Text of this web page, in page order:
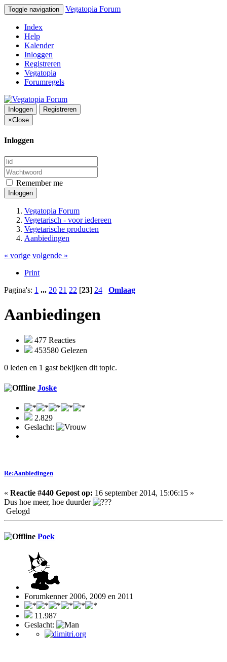
Toggle navigation Vegatopia Forum
Index
Help
Kalender
Inloggen
Registreren
Vegatopia
Forumregels
Inloggen
Registreren
×Close
Inloggen
Remember me
Inloggen
Vegatopia Forum
Vegetarisch - voor iedereen
Vegetarische producten
Aanbiedingen
« vorige volgende »
Print
Pagina's: 1 ... 20 21 22 [23] 24 Omlaag
Aanbiedingen
477 Reacties
453580 Gelezen
0 leden en 1 gast bekijken dit topic.
Joske
2.829
Geslacht:
Re:Aanbiedingen
« Reactie #440 Gepost op: 16 september 2014, 15:06:15 »
Dus hoe meer, hoe duurder
Gelogd
Poek
Forumkenner 2006, 2009 en 2011
11.987
Geslacht: